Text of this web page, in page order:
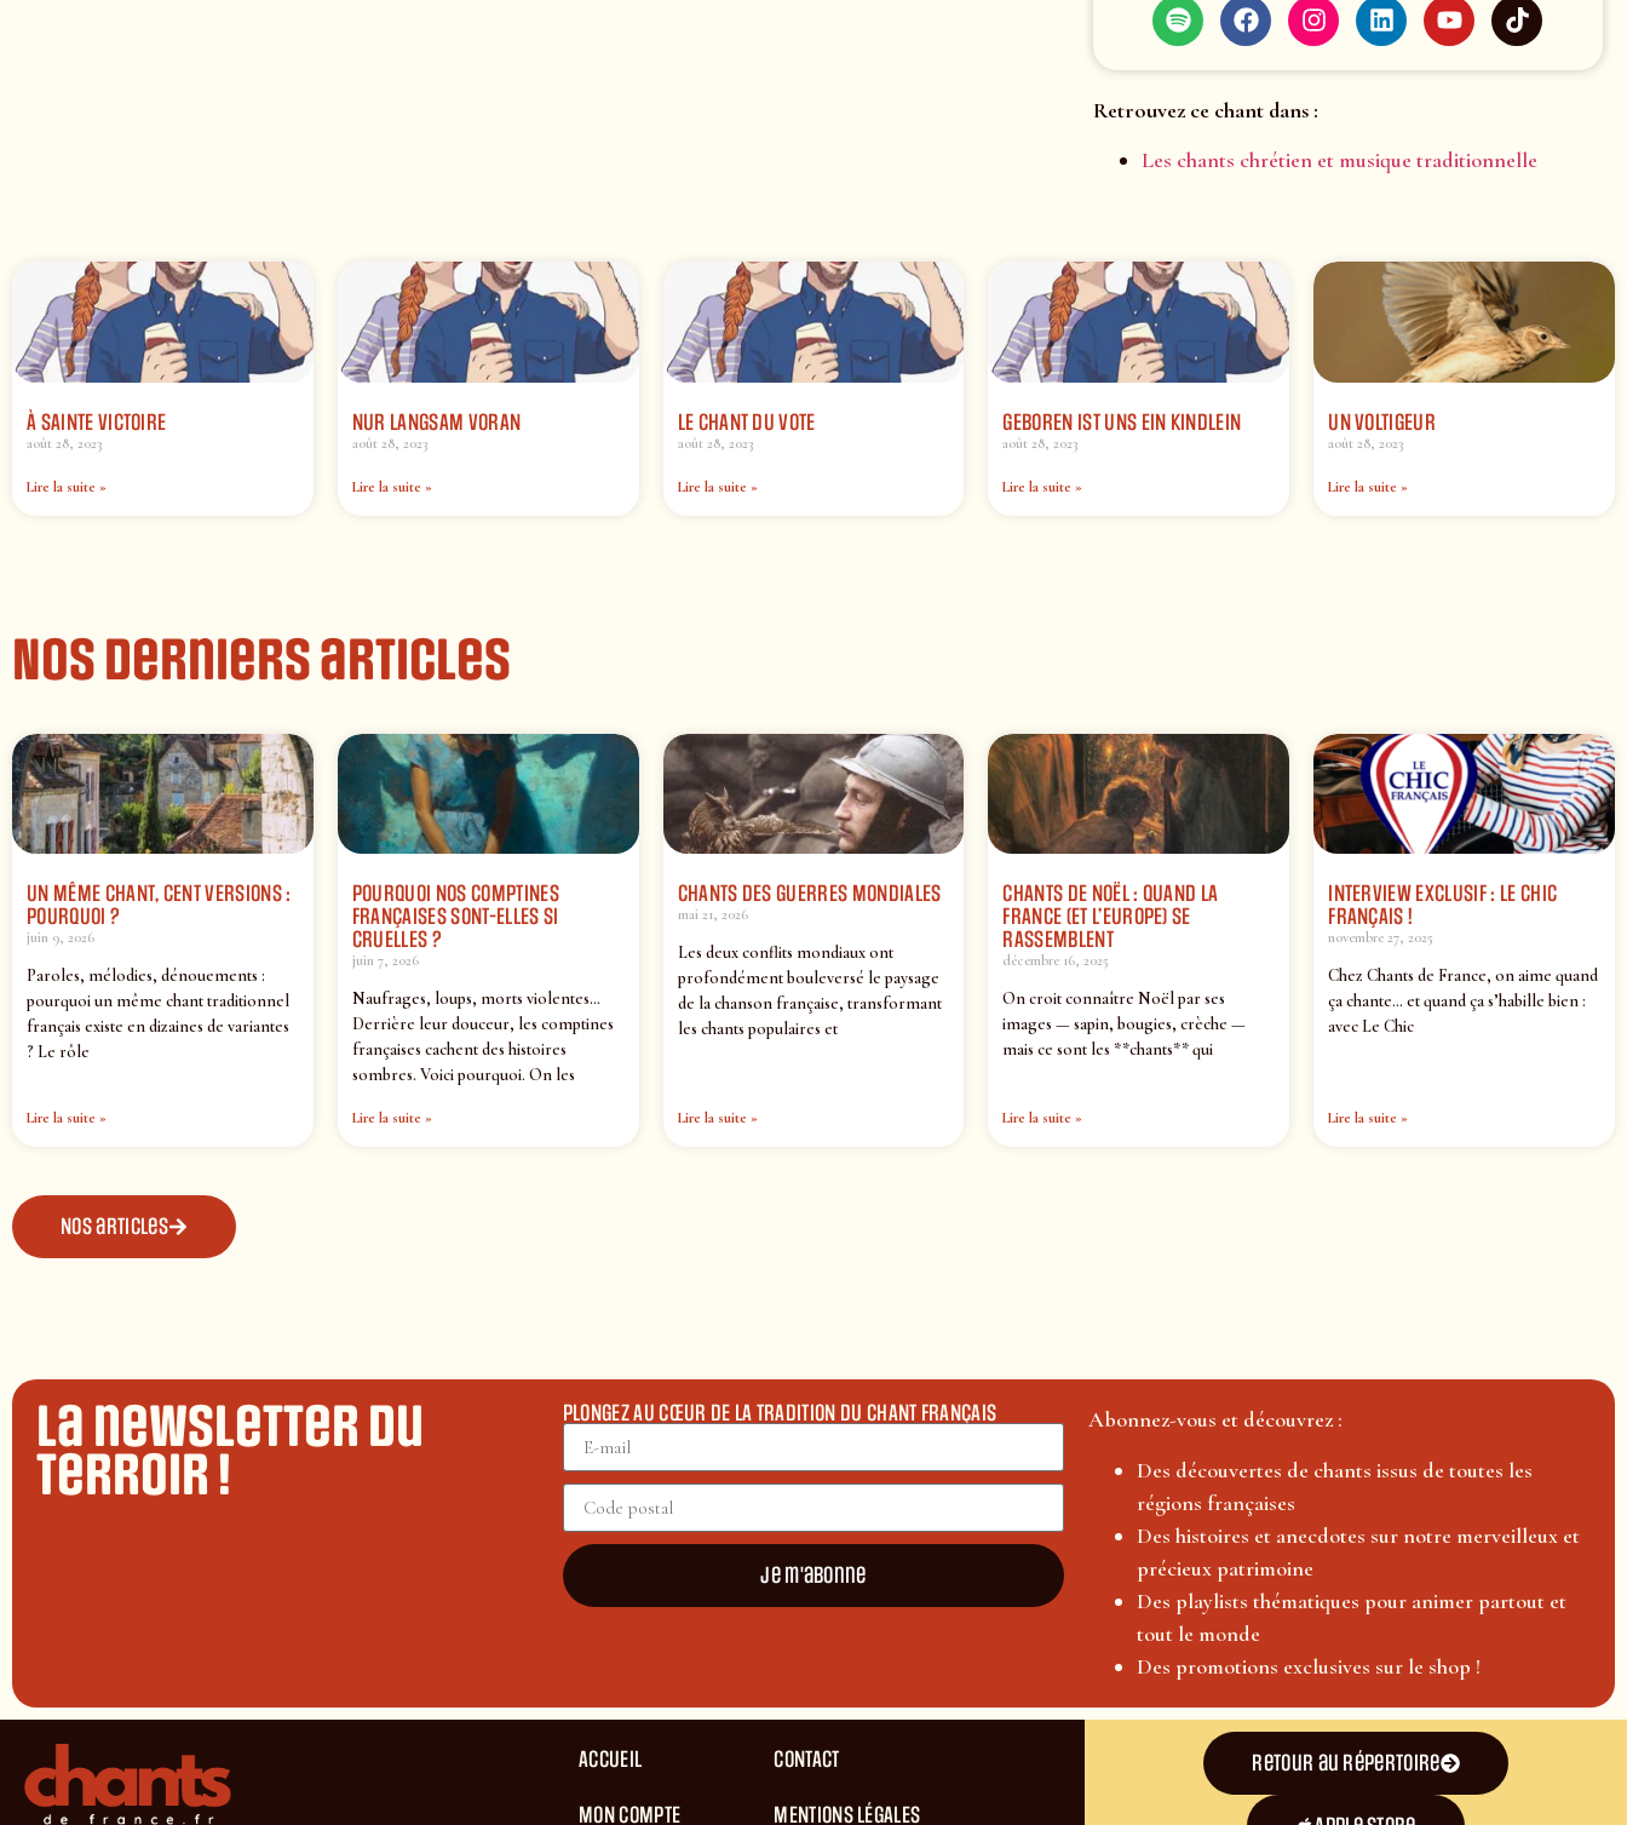
Retrouvez ce chant dans :
Les chants chrétien et musique traditionnelle
À SAINTE VICTOIRE
août 28, 2023
Lire la suite »
NUR LANGSAM VORAN
août 28, 2023
Lire la suite »
LE CHANT DU VOTE
août 28, 2023
Lire la suite »
GEBOREN IST UNS EIN KINDLEIN
août 28, 2023
Lire la suite »
UN VOLTIGEUR
août 28, 2023
Lire la suite »
Nos derniers articles
UN MÊME CHANT, CENT VERSIONS :
POURQUOI ?
juin 9, 2026
Paroles, mélodies, dénouements :
pourquoi un même chant traditionnel
français existe en dizaines de variantes
? Le rôle
Lire la suite »
POURQUOI NOS COMPTINES
FRANÇAISES SONT-ELLES SI
CRUELLES ?
juin 7, 2026
Naufrages, loups, morts violentes…
Derrière leur douceur, les comptines
françaises cachent des histoires
sombres. Voici pourquoi. On les
Lire la suite »
CHANTS DES GUERRES MONDIALES
mai 21, 2026
Les deux conflits mondiaux ont
profondément bouleversé le paysage
de la chanson française, transformant
les chants populaires et
Lire la suite »
CHANTS DE NOËL : QUAND LA
FRANCE (ET L’EUROPE) SE
RASSEMBLENT
décembre 16, 2025
On croit connaître Noël par ses
images — sapin, bougies, crèche —
mais ce sont les **chants** qui
Lire la suite »
INTERVIEW EXCLUSIF : LE CHIC
FRANÇAIS !
novembre 27, 2025
Chez Chants de France, on aime quand
ça chante… et quand ça s’habille bien :
avec Le Chic
Lire la suite »
Nos articles
La newsletter du
terroir !
PLONGEZ AU CŒUR DE LA TRADITION DU CHANT FRANÇAIS
Je m'abonne
Abonnez-vous et découvrez :
Des découvertes de chants issus de toutes les
régions françaises
Des histoires et anecdotes sur notre merveilleux et
précieux patrimoine
Des playlists thématiques pour animer partout et
tout le monde
Des promotions exclusives sur le shop !
ACCUEIL
MON COMPTE
CONTACT
MENTIONS LÉGALES
Retour au répertoire